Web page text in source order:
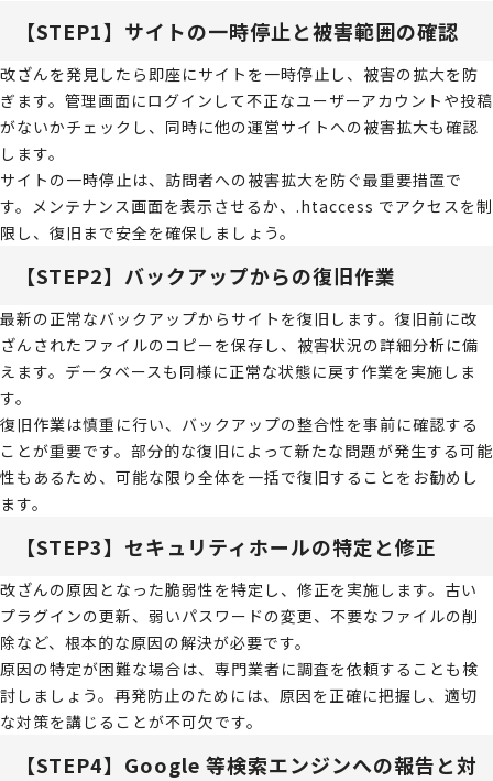
【STEP1】サイトの一時停止と被害範囲の確認
改ざんを発見したら即座にサイトを一時停止し、被害の拡大を防
ぎます。管理画面にログインして不正なユーザーアカウントや投稿
がないかチェックし、同時に他の運営サイトへの被害拡大も確認
します。
サイトの一時停止は、訪問者への被害拡大を防ぐ最重要措置で
す。メンテナンス画面を表示させるか、.htaccess でアクセスを制
限し、復旧まで安全を確保しましょう。
【STEP2】バックアップからの復旧作業
最新の正常なバックアップからサイトを復旧します。復旧前に改
ざんされたファイルのコピーを保存し、被害状況の詳細分析に備
えます。データベースも同様に正常な状態に戻す作業を実施しま
す。
復旧作業は慎重に行い、バックアップの整合性を事前に確認する
ことが重要です。部分的な復旧によって新たな問題が発生する可能
性もあるため、可能な限り全体を一括で復旧することをお勧めし
ます。
【STEP3】セキュリティホールの特定と修正
改ざんの原因となった脆弱性を特定し、修正を実施します。古い
プラグインの更新、弱いパスワードの変更、不要なファイルの削
除など、根本的な原因の解決が必要です。
原因の特定が困難な場合は、専門業者に調査を依頼することも検
討しましょう。再発防止のためには、原因を正確に把握し、適切
な対策を講じることが不可欠です。
【STEP4】Google 等検索エンジンへの報告と対